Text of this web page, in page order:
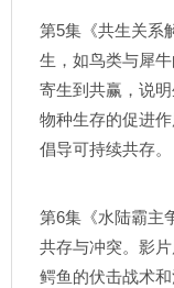
第5集《共生关系
生，如鸟类与犀
寄生到共赢，说
物种生存的促进
倡导可持续共存。
第6集《水陆霸主
共存与冲突。影
鳄鱼的伏击战术